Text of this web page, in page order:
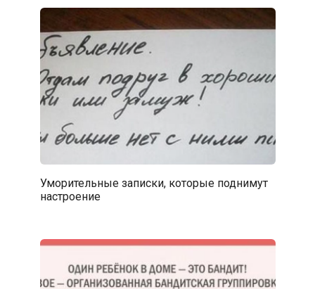
Уморительные записки, которые поднимут
настроение